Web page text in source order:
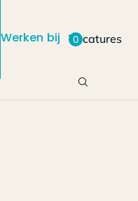
Werken bij Vacatures
0